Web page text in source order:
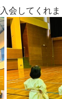
会してくれ